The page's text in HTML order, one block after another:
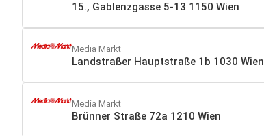
15., Gablenzgasse 5-13 1150 Wien
Media Markt
Landstraßer Hauptstraße 1b 1030 Wien
Media Markt
Brünner Straße 72a 1210 Wien